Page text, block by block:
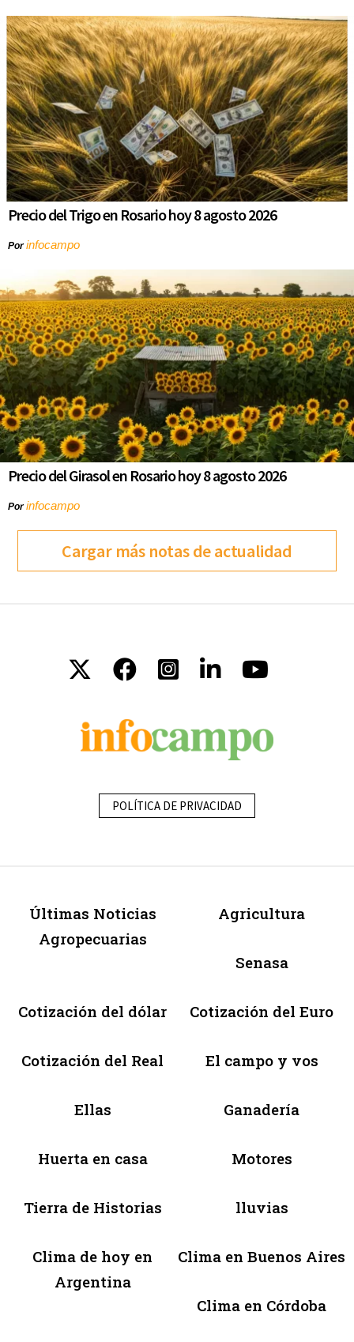
Precio del Trigo en Rosario hoy 8 agosto 2026
Porinfocampo
Precio del Girasol en Rosario hoy 8 agosto 2026
Porinfocampo
Cargar más notas de actualidad
POLÍTICA DE PRIVACIDAD
Últimas Noticias
Agropecuarias
Agricultura
Senasa
Cotización del dólar Cotización del Euro
Cotización del Real El campo y vos
Ellas Ganadería
Huerta en casa Motores
Tierra de Historias lluvias
Clima de hoy en
Argentina
Clima en Buenos Aires
Clima en Córdoba